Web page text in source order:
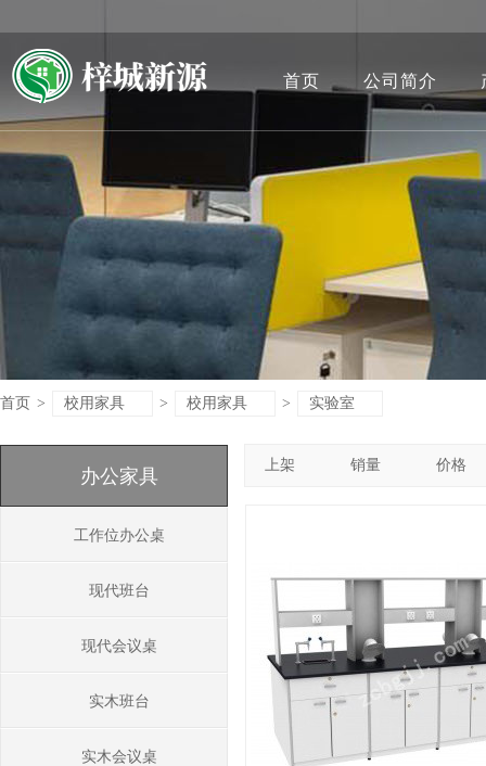
首页 公司简介
首页 > 校用家具 > 校用家具 > 实验室
办公家具
工作位办公桌
现代班台
现代会议桌
实木班台
实木会议桌
上架 销量 价格